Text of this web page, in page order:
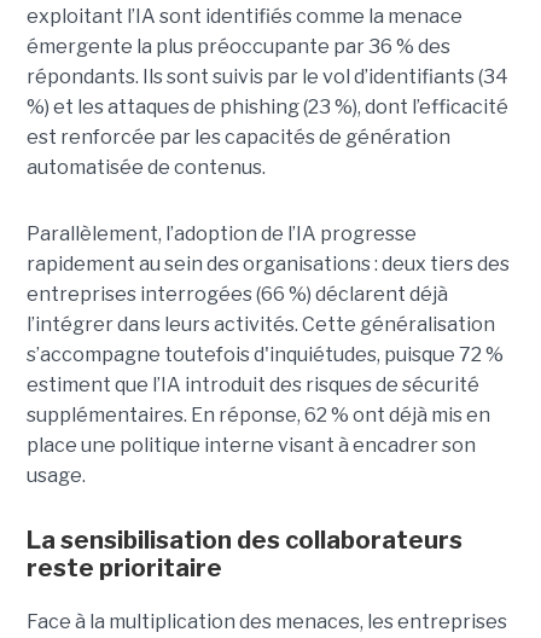
exploitant l’IA sont identifiés comme la menace
émergente la plus préoccupante par 36 % des
répondants. Ils sont suivis par le vol d’identifiants (34
%) et les attaques de phishing (23 %), dont l’efficacité
est renforcée par les capacités de génération
automatisée de contenus.
Parallèlement, l’adoption de l’IA progresse
rapidement au sein des organisations : deux tiers des
entreprises interrogées (66 %) déclarent déjà
l’intégrer dans leurs activités. Cette généralisation
s’accompagne toutefois d'inquiétudes, puisque 72 %
estiment que l’IA introduit des risques de sécurité
supplémentaires. En réponse, 62 % ont déjà mis en
place une politique interne visant à encadrer son
usage.
La sensibilisation des collaborateurs
reste prioritaire
Face à la multiplication des menaces, les entreprises